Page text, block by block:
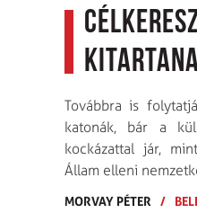
Továbbra is
katonák, bár a
kockázattal jár,
Állam elleni
MORVAY PÉTER /